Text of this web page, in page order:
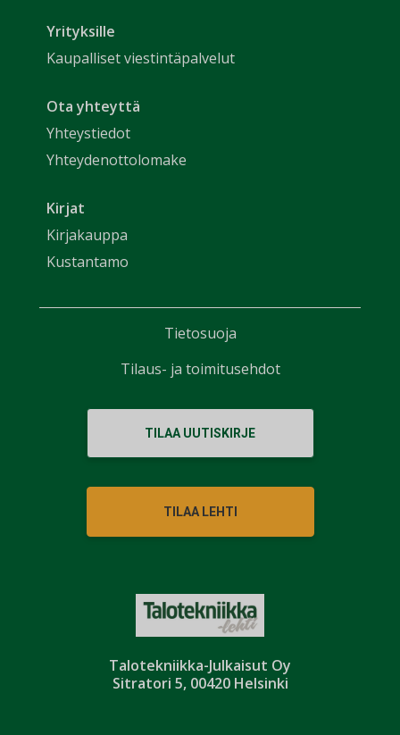
Talotekniikka-Julkaisut Oy
Sitratori 5, 00420 Helsinki
Yrityksille
Kaupalliset viestintäpalvelut
Ota yhteyttä
Yhteystiedot
Yhteydenottolomake
Kirjat
Kirjakauppa
Kustantamo
TILAA UUTISKIRJE
TILAA LEHTI
Tietosuoja
Tilaus- ja toimitusehdot